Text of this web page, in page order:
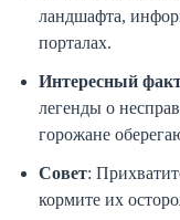
ландшафта,
порталах.
Интересный
легенды о
горожане
Совет:
кормите их